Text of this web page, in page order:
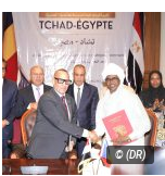
© (DR)